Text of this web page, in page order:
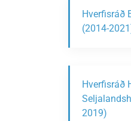
Hverfisráð
(2014-
Hverfisráð
2019)